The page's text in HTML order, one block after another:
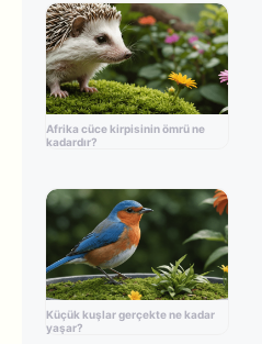
Afrika cüce kirpisinin ömrü ne
kadardır?
Küçük kuşlar gerçekte ne kadar
yaşar?